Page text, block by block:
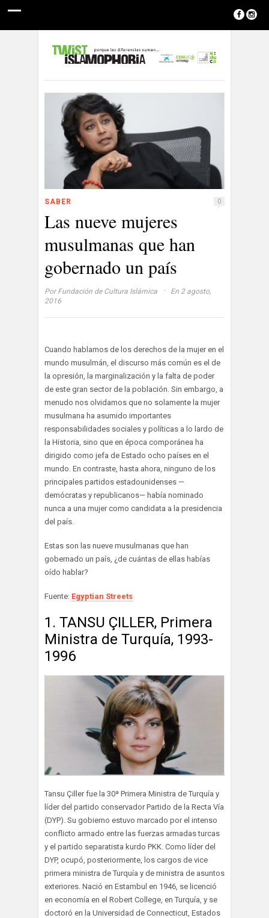
SABER 0
Las nueve mujeres
musulmanas que han
gobernado un país
Por Fundación de Cultura Islámica ·
En 2 agosto,
2016
Cuando hablamos de los derechos de la mujer en el
mundo musulmán, el discurso más común es el de
la opresión, la marginalización y la falta de poder
de este gran sector de la población. Sin embargo, a
menudo nos olvidamos que no solamente la mujer
musulmana ha asumido importantes
responsabilidades sociales y políticas a lo lardo de
la Historia, sino que en época comporánea ha
dirigido como jefa de Estado ocho países en el
mundo. En contraste, hasta ahora, ninguno de los
principales partidos estadounidenses —
demócratas y republicanos— había nominado
nunca a una mujer como candidata a la presidencia
del país.
Estas son las nueve musulmanas que han
gobernado un país, ¿de cuántas de ellas habías
oído hablar?
Fuente: Egyptian Streets
1. TANSU ÇILLER, Primera
Ministra de Turquía, 1993-
1996
Tansu Çiller fue la 30ª Primera Ministra de Turquía y
líder del partido conservador Partido de la Recta Vía
(DYP). Su gobierno estuvo marcado por el intenso
conflicto armado entre las fuerzas armadas turcas
y el partido separatista kurdo PKK. Como líder del
DYP, ocupó, posteriormente, los cargos de vice
primera ministra de Turquía y de ministra de asuntos
exteriores. Nació en Estambul en 1946, se licenció
en economía en el Robert College, en Turquía, y se
doctoró en la Universidad de Connecticut, Estados